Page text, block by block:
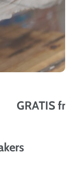
ordrer over